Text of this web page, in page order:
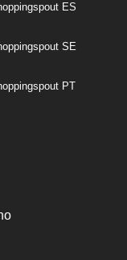
ES
SE
PT